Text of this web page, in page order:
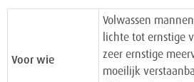
Voor wie
Volwassen
lichte tot ernstige
zeer ernstige
moeilijk